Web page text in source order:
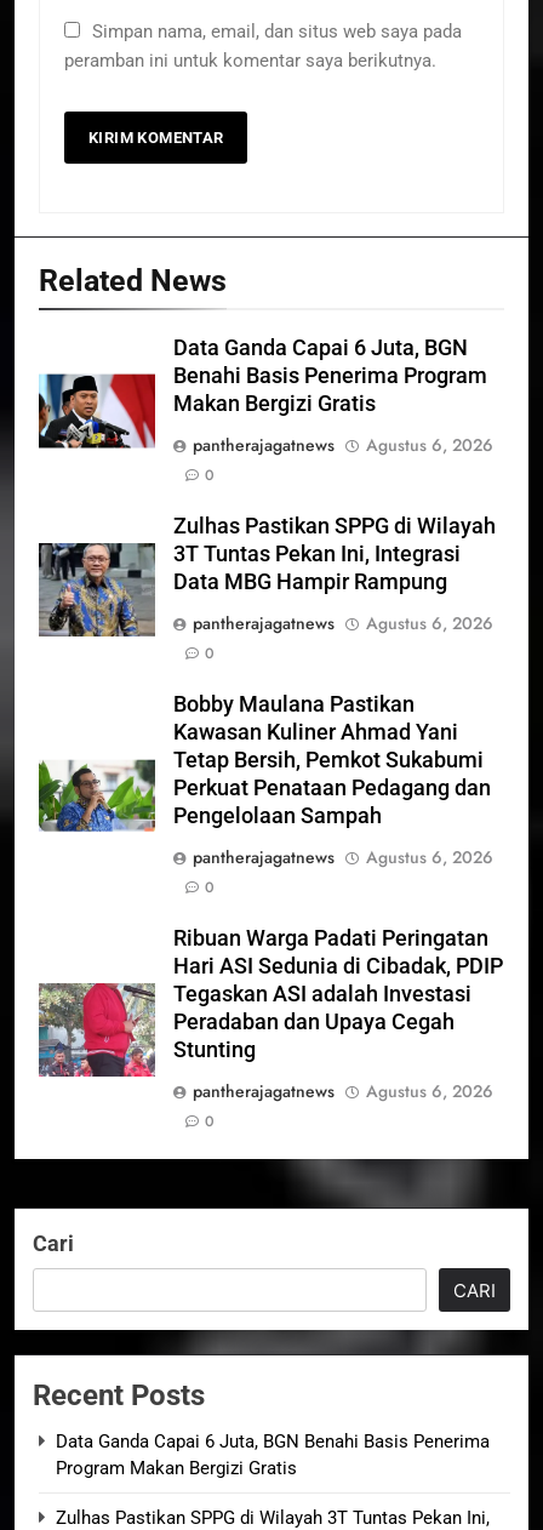
Simpan nama, email, dan situs web saya pada
peramban ini untuk komentar saya berikutnya.
Related News
Data Ganda Capai 6 Juta, BGN
Benahi Basis Penerima Program
Makan Bergizi Gratis
pantherajagatnews
Agustus 6, 2026
0
Zulhas Pastikan SPPG di Wilayah
3T Tuntas Pekan Ini, Integrasi
Data MBG Hampir Rampung
pantherajagatnews
Agustus 6, 2026
0
Bobby Maulana Pastikan
Kawasan Kuliner Ahmad Yani
Tetap Bersih, Pemkot Sukabumi
Perkuat Penataan Pedagang dan
Pengelolaan Sampah
pantherajagatnews
Agustus 6, 2026
0
Ribuan Warga Padati Peringatan
Hari ASI Sedunia di Cibadak, PDIP
Tegaskan ASI adalah Investasi
Peradaban dan Upaya Cegah
Stunting
pantherajagatnews
Agustus 6, 2026
0
Cari
CARI
Recent Posts
Data Ganda Capai 6 Juta, BGN Benahi Basis Penerima
Program Makan Bergizi Gratis
Zulhas Pastikan SPPG di Wilayah 3T Tuntas Pekan Ini,